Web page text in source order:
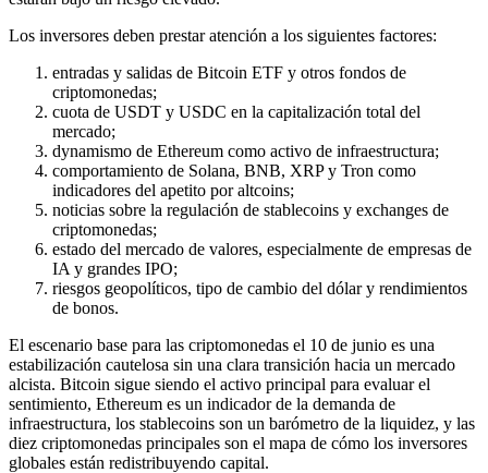
Los inversores deben prestar atención a los siguientes factores:
entradas y salidas de Bitcoin ETF y otros fondos de
criptomonedas;
cuota de USDT y USDC en la capitalización total del
mercado;
dynamismo de Ethereum como activo de infraestructura;
comportamiento de Solana, BNB, XRP y Tron como
indicadores del apetito por altcoins;
noticias sobre la regulación de stablecoins y exchanges de
criptomonedas;
estado del mercado de valores, especialmente de empresas de
IA y grandes IPO;
riesgos geopolíticos, tipo de cambio del dólar y rendimientos
de bonos.
El escenario base para las criptomonedas el 10 de junio es una
estabilización cautelosa sin una clara transición hacia un mercado
alcista. Bitcoin sigue siendo el activo principal para evaluar el
sentimiento, Ethereum es un indicador de la demanda de
infraestructura, los stablecoins son un barómetro de la liquidez, y las
diez criptomonedas principales son el mapa de cómo los inversores
globales están redistribuyendo capital.